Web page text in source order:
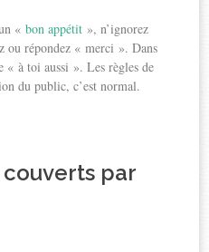
«bon appétit », n’ignorez
ou répondez « merci ». Dans
« à toi aussi ». Les règles de
du public, c’est normal.
par